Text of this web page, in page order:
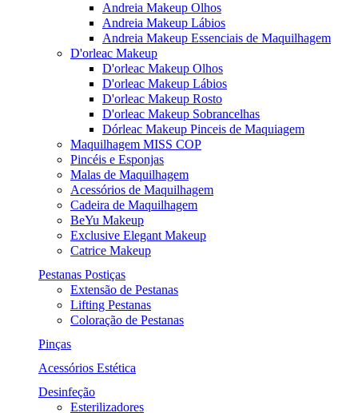
Andreia Makeup Olhos
Andreia Makeup Lábios
Andreia Makeup Essenciais de Maquilhagem
D'orleac Makeup
D'orleac Makeup Olhos
D'orleac Makeup Lábios
D'orleac Makeup Rosto
D'orleac Makeup Sobrancelhas
Dórleac Makeup Pinceis de Maquiagem
Maquilhagem MISS COP
Pincéis e Esponjas
Malas de Maquilhagem
Acessórios de Maquilhagem
Cadeira de Maquilhagem
BeYu Makeup
Exclusive Elegant Makeup
Catrice Makeup
Pestanas Postiças
Extensão de Pestanas
Lifting Pestanas
Coloração de Pestanas
Pinças
Acessórios Estética
Desinfeção
Esterilizadores